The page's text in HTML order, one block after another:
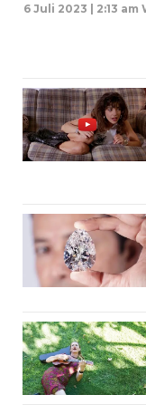
6 Juli 2023 | 2:13 am